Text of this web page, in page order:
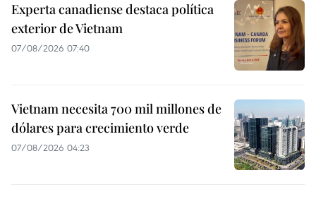
Experta canadiense destaca política
exterior de Vietnam
07/08/2026 07:40
Vietnam necesita 700 mil millones de
dólares para crecimiento verde
07/08/2026 04:23